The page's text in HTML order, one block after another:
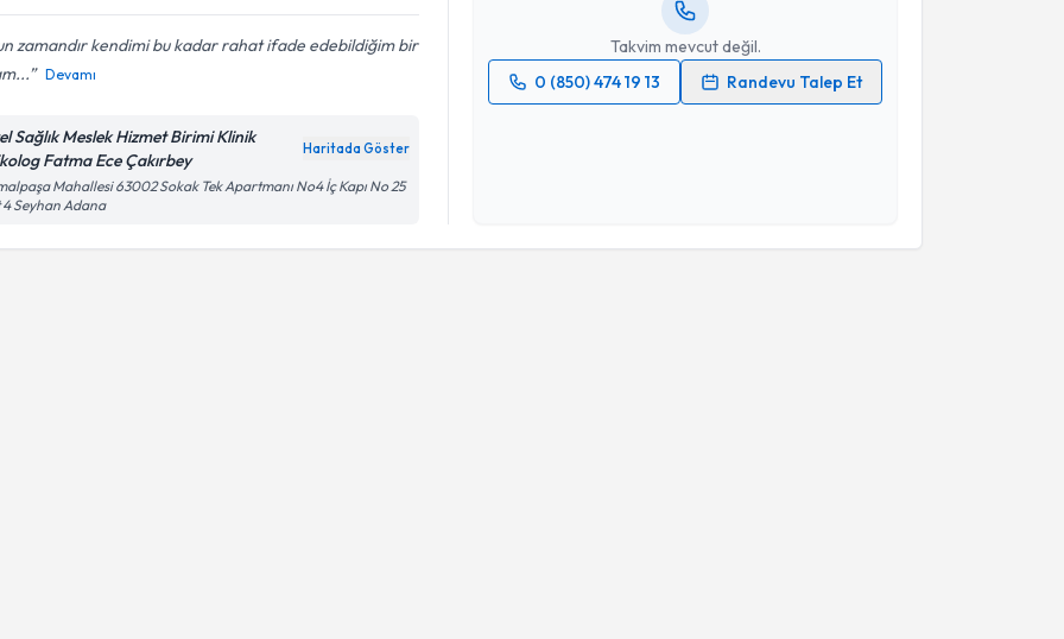
zamandır kendimi bu kadar rahat ifade edebildiğim bir
Devamı
Sağlık Meslek Hizmet Birimi Klinik
Fatma Ece Çakırbey
Haritada Göster
Mahallesi 63002 Sokak Tek Apartmanı No4 İç Kapı No 25
4 Seyhan Adana
Takvim mevcut değil.
0 (850) 474 19 13
Randevu Talep Et